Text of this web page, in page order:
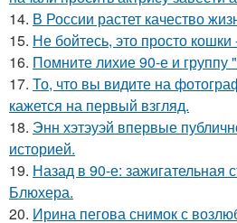
14. В России растет качество
15. Не бойтесь, это просто кошки
16. Помните лихие 90-е и группу
17. То, что вы видите на
кажется на первый взгляд.
18. Энн хэтэуэй впервые
историей.
19. Назад в 90-е: зажигательная
Блюхера.
20. Ирина пегова снимок с